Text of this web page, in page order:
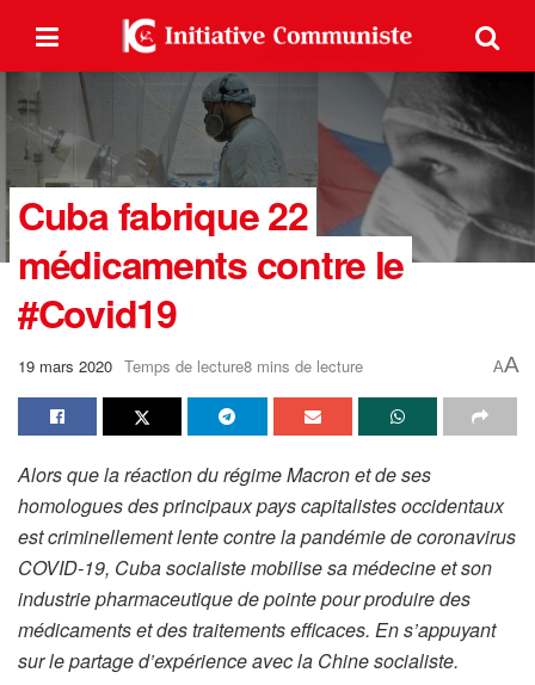
Cuba fabrique 22
médicaments contre le
#Covid19
19 mars 2020 Temps de lecture8 mins de lecture AA
Alors que la réaction du régime Macron et de ses
homologues des principaux pays capitalistes occidentaux
est criminellement lente contre la pandémie de coronavirus
COVID-19, Cuba socialiste mobilise sa médecine et son
industrie pharmaceutique de pointe pour produire des
médicaments et des traitements efficaces. En s’appuyant
sur le partage d’expérience avec la Chine socialiste.